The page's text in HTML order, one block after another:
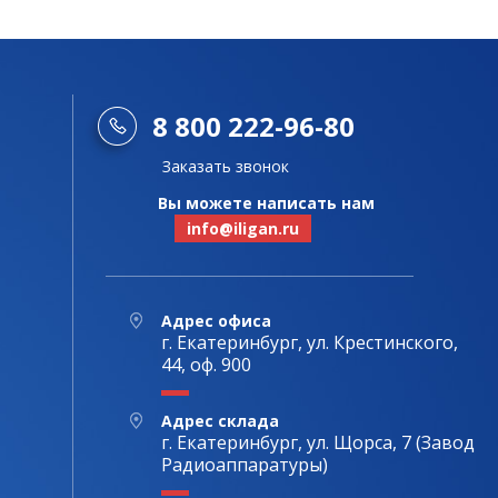
8 800 222-96-80
Заказать звонок
Вы можете написать нам
info@iligan.ru
Адрес офиса
г. Екатеринбург, ул. Крестинского,
44, оф. 900
Адрес склада
г. Екатеринбург, ул. Щорса, 7 (Завод
Радиоаппаратуры)